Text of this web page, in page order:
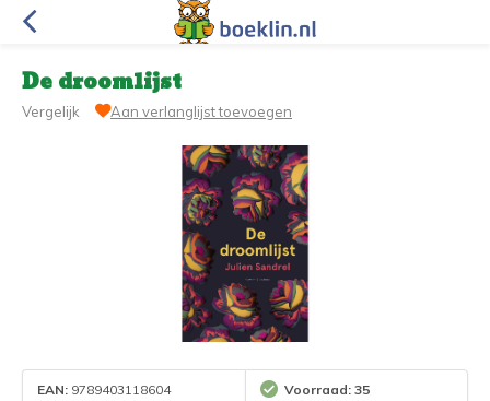
De droomlijst
Vergelijk Aan verlanglijst toevoegen
EAN: 9789403118604 Voorraad: 35